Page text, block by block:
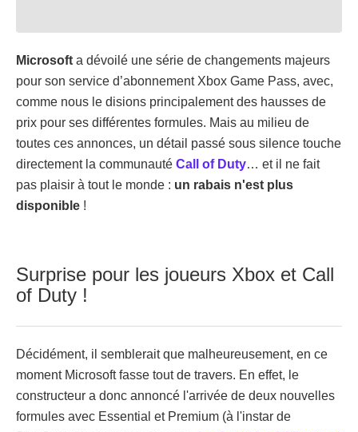
Microsoft a dévoilé une série de changements majeurs
pour son service d’abonnement Xbox Game Pass, avec,
comme nous le disions principalement des hausses de
prix pour ses différentes formules. Mais au milieu de
toutes ces annonces, un détail passé sous silence touche
directement la communauté Call of Duty… et il ne fait
pas plaisir à tout le monde : un rabais n'est plus
disponible !
Surprise pour les joueurs Xbox et Call
of Duty !
Décidément, il semblerait que malheureusement, en ce
moment Microsoft fasse tout de travers. En effet, le
constructeur a donc annoncé l'arrivée de deux nouvelles
formules avec Essential et Premium (à l'instar de